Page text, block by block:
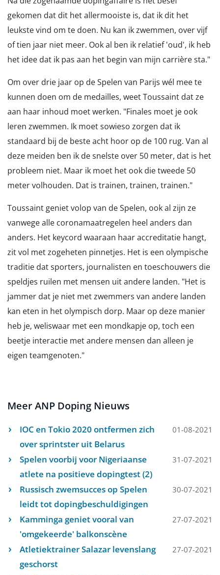
gekomen dat dit het allermooiste is, dat ik dit het
leukste vind om te doen. Nu kan ik zwemmen, over vijf
of tien jaar niet meer. Ook al ben ik relatief 'oud', ik heb
het idee dat ik pas aan het begin van mijn carrière sta."
Om over drie jaar op de Spelen van Parijs wél mee te
kunnen doen om de medailles, weet Toussaint dat ze
aan haar inhoud moet werken. "Finales moet je ook
leren zwemmen. Ik moet sowieso zorgen dat ik
standaard bij de beste acht hoor op de 100 rug. Van al
deze meiden ben ik de snelste over 50 meter, dat is het
probleem niet. Maar ik moet het ook die tweede 50
meter volhouden. Dat is trainen, trainen, trainen."
Toussaint geniet volop van de Spelen, ook al zijn ze
vanwege alle coronamaatregelen heel anders dan
anders. Het keycord waaraan haar accreditatie hangt,
zit vol met zogeheten pinnetjes. Het is een olympische
traditie dat sporters, journalisten en toeschouwers die
speldjes ruilen met mensen uit andere landen. "Het is
jammer dat je niet met zwemmers van andere landen
kan eten in het olympisch dorp. Maar op deze manier
heb je, weliswaar met een mondkapje op, toch een
beetje interactie met andere mensen dan alleen je
eigen teamgenoten."
Meer ANP Doping Nieuws
IOC en Tokio 2020 ontfermen zich
over sprintster uit Belarus
01-08-2021
Spelen voorbij voor Nigeriaanse
atlete na positieve dopingtest (2)
31-07-2021
Russisch zwemsucces op Spelen
leidt tot dopingbeschuldigingen
30-07-2021
Kamminga geniet vooral van
'omgekeerde' balkonscène
27-07-2021
Atletiektrainer Salazar levenslang
geschorst
27-07-2021